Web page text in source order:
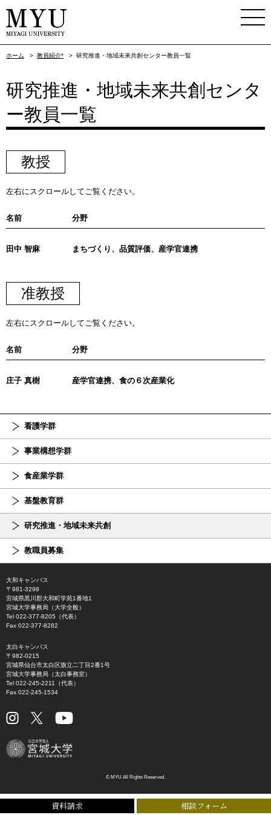
ホーム > 教員紹介* > 研究推進・地域未来共創センター教員一覧
研究推進・地域未来共創センタ
ー教員一覧
教授
左右にスクロールしてご覧ください。
名前 分野
田中 智麻 まちづくり、品質評価、産学官連携
准教授
左右にスクロールしてご覧ください。
名前 分野
庄子 真樹 産学官連携、食の６次産業化
看護学群
事業構想学群
食産業学群
基盤教育群
研究推進・地域未来共創
教職員募集
資料請求 相談フォーム
大和キャンパス
〒981-3298
宮城県黒川郡大和町学苑1番地1
宮城大学事務局（大学全般）
Tel 022-377-8205（代表）
Fax 022-377-8282
太白キャンパス
〒982-0215
宮城県仙台市太白区旗立二丁目2番1号
宮城大学事務局（太白事務室）
Tel 022-245-2211（代表）
Fax 022-245-1534
© MYU All Rights Reserved.